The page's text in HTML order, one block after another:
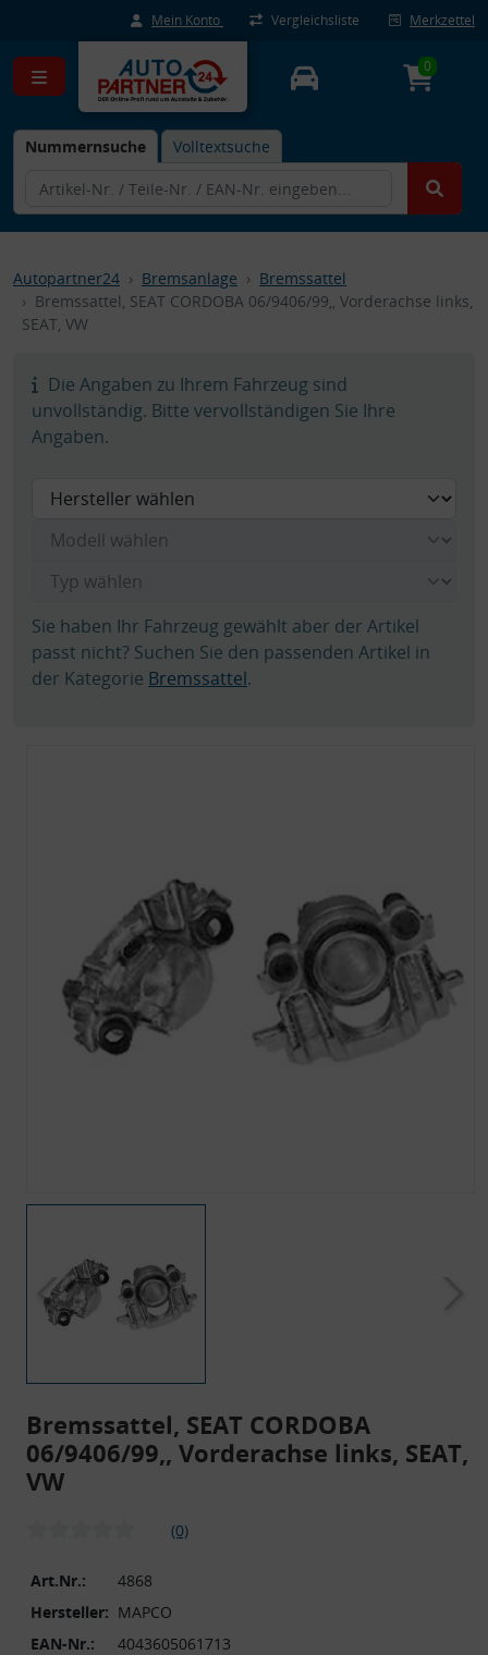
Mein Konto Vergleichsliste Merkzettel
Nummernsuche Volltextsuche
0
Autopartner24 Bremsanlage
Bremssattel
Bremssattel, SEAT CORDOBA 06/9406/99,, Vorderachse links,
SEAT, VW
Die Angaben zu Ihrem Fahrzeug sind
unvollständig. Bitte vervollständigen Sie Ihre
Angaben.
Sie haben Ihr Fahrzeug gewählt aber der Artikel
passt nicht? Suchen Sie den passenden Artikel in
der Kategorie Bremssattel.
Bremssattel, SEAT CORDOBA
06/9406/99,, Vorderachse links, SEAT,
VW
(0)
Art.Nr.:
4868
Hersteller: MAPCO
EAN-Nr.:
4043605061713